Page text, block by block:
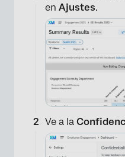
en Ajustes.
Ve a la